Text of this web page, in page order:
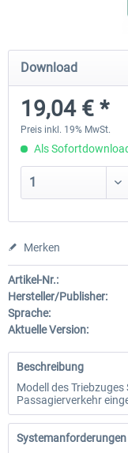
ICE 4 (BR 412)
34,95 € *
Download
19,04 € *
Preis inkl. 19% MwSt.
Als
Merken
Artikel-Nr.:
Hersteller/Publisher:
Sprache:
Aktuelle Version:
Beschreibung
Modell des
Passagierverkehr
Systemanforderungen